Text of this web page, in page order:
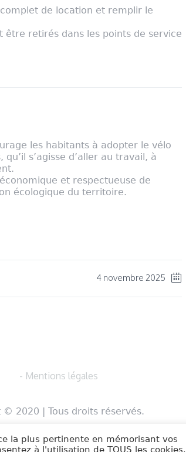
de location et remplir le
être retirés dans les points de service
les habitants à adopter le vélo
s’agisse d’aller au travail, à
et respectueuse de
écologique du territoire.
4 novembre 2025
- Mentions légales
© 2020 | Tous droits réservés.
la plus pertinente en mémorisant vos
à l'utilisation de TOUS les cookies.